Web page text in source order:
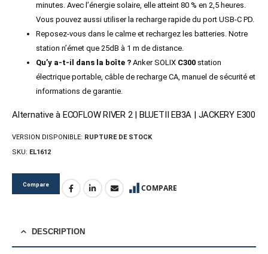
minutes. Avec l’énergie solaire, elle atteint 80 % en 2,5 heures.
Vous pouvez aussi utiliser la recharge rapide du port USB-C PD.
Reposez-vous dans le calme et rechargez les batteries. Notre
station n’émet que 25dB à 1 m de distance.
Qu’y a-t-il dans la boîte ? Anker SOLIX C300 station
électrique portable, câble de recharge CA, manuel de sécurité et
informations de garantie.
Alternative à ECOFLOW RIVER 2 | BLUETII EB3A | JACKERY E300
VERSION DISPONIBLE: RUPTURE DE STOCK
SKU: EL1612
Compare COMPARE
DESCRIPTION